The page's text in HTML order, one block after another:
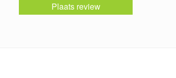
Plaats review